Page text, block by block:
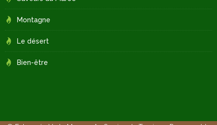
Montagne
Le désert
Bien-être